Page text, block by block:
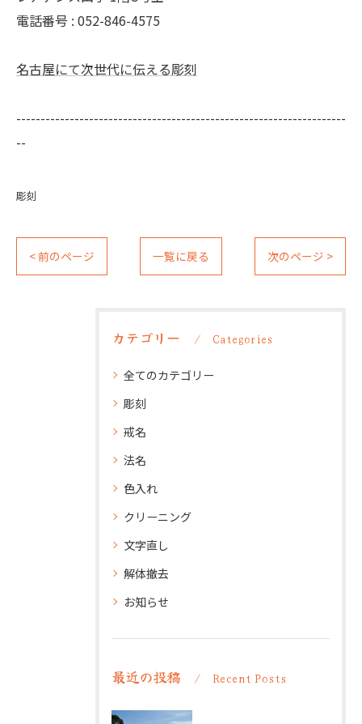
電話番号 : 052-846-4575
名古屋にて次世代に伝える彫刻
--------------------------------------------------------------------
--
彫刻
< 前のページ 一覧に戻る 次のページ >
カテゴリー Categories
全てのカテゴリー
彫刻
戒名
法名
色入れ
クリーニング
文字直し
解体撤去
お知らせ
最近の投稿 Recent Posts